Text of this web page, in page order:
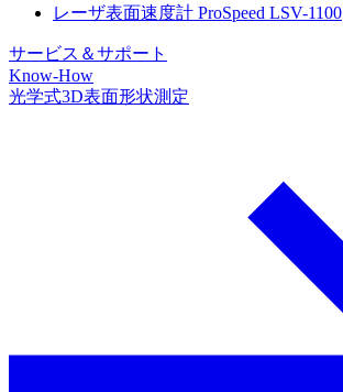
レーザ表面速度計 ProSpeed LSV-1100
サービス＆サポート
Know-How
光学式3D表面形状測定